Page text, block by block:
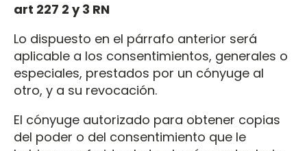
art 227 2 y 3 RN
Lo dispuesto en el párrafo anterior será
aplicable a los consentimientos, generales o
especiales, prestados por un cónyuge al
otro, y a su revocación.
El cónyuge autorizado para obtener copias
del poder o del consentimiento que le